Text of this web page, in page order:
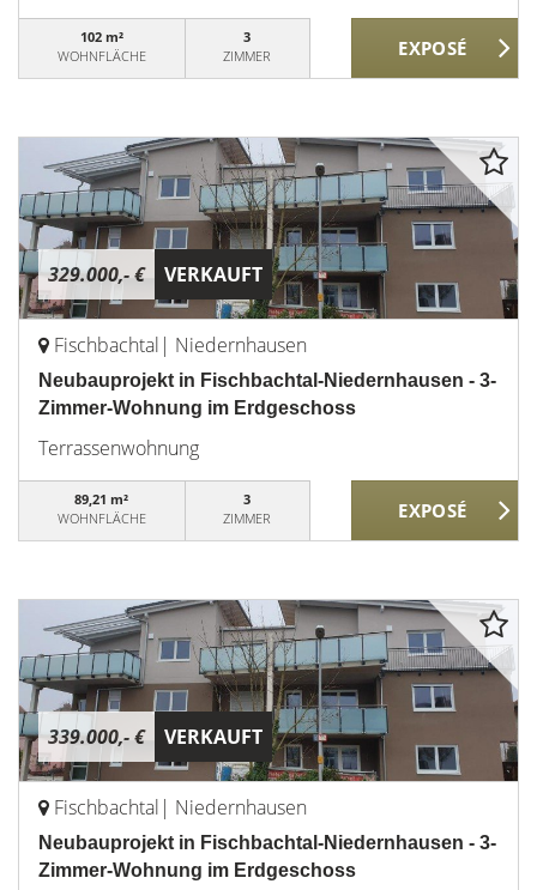
102 m²
WOHNFLÄCHE
3
ZIMMER
329.000,- € VERKAUFT
Fischbachtal| Niedernhausen
Neubauprojekt in Fischbachtal-Niedernhausen - 3-
Zimmer-Wohnung im Erdgeschoss
Terrassenwohnung
89,21 m²
WOHNFLÄCHE
3
ZIMMER
339.000,- € VERKAUFT
Fischbachtal| Niedernhausen
Neubauprojekt in Fischbachtal-Niedernhausen - 3-
Zimmer-Wohnung im Erdgeschoss